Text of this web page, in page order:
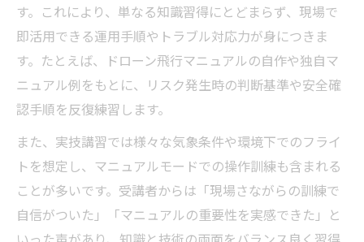
す。これにより、単なる知識習得にとどまらず、現場で
即活用できる運用手順やトラブル対応力が身につきま
す。たとえば、ドローン飛行マニュアルの自作や独自マ
ニュアル例をもとに、リスク発生時の判断基準や安全確
認手順を反復練習します。
また、実技講習では様々な気象条件や環境下でのフライ
トを想定し、マニュアルモードでの操作訓練も含まれる
ことが多いです。受講者からは「現場さながらの訓練で
自信がついた」「マニュアルの重要性を実感できた」と